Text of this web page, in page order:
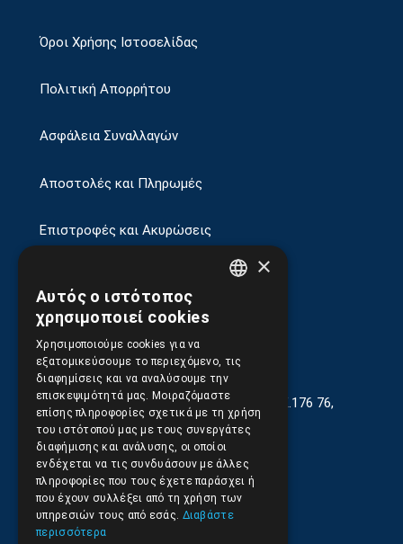
Όροι Χρήσης Ιστοσελίδας
Πολιτική Απορρήτου
Ασφάλεια Συναλλαγών
Αποστολές και Πληρωμές
Επιστροφές και Ακυρώσεις
Γεωργίου Κρέμου 13-17, Καλλιθέα, Τ.Κ.176 76,
Αθήνα, Ελλάδα
210.9566.401(11.30-17.00)
210.9566.402
Email: info@pds.com.gr
×
Αυτός ο ιστότοπος
χρησιμοποιεί cookies
Χρησιμοποιούμε cookies για να
εξατομικεύσουμε το περιεχόμενο, τις
διαφημίσεις και να αναλύσουμε την
επισκεψιμότητά μας. Μοιραζόμαστε
επίσης πληροφορίες σχετικά με τη χρήση
του ιστότοπού μας με τους συνεργάτες
διαφήμισης και ανάλυσης, οι οποίοι
ενδέχεται να τις συνδυάσουν με άλλες
πληροφορίες που τους έχετε παράσχει ή
που έχουν συλλέξει από τη χρήση των
υπηρεσιών τους από εσάς. Διαβάστε
περισσότερα